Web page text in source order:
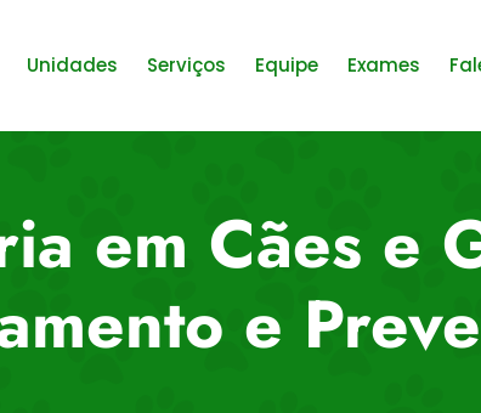
Unidades Serviços Equipe Exames
em Cães e
e